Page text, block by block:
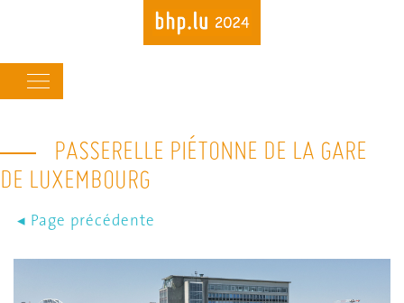
Skip
to
navigation
PASSERELLE PIÉTONNE DE LA GARE
DE LUXEMBOURG